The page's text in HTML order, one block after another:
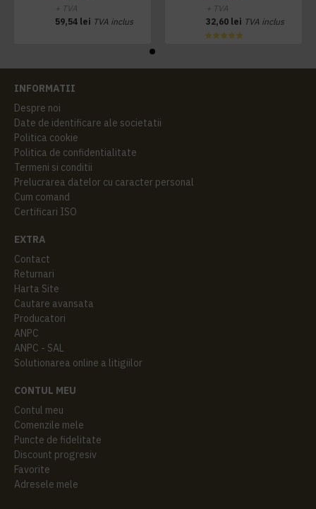
+ TVA
59,54 lei TVA inclus
+ TVA
32,60 lei TVA inclus
INFORMATII
Despre noi
Date de identificare ale societatii
Politica cookie
Politica de confidentialitate
Termeni si conditii
Prelucrarea datelor cu caracter personal
Cum comand
Certificari ISO
EXTRA
Contact
Returnari
Harta Site
Cautare avansata
Producatori
ANPC
ANPC - SAL
Solutionarea online a litigiilor
CONTUL MEU
Contul meu
Comenzile mele
Puncte de fidelitate
Discount progresiv
Favorite
Adresele mele